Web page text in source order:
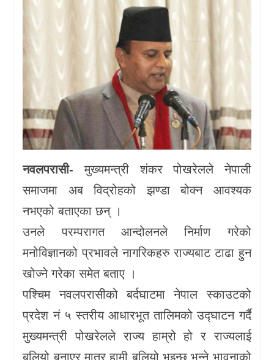
प्रवास/
स्वास्थ्य/
विचार/
अन्तर्वार्ता
नवलपरासी- मुख्यमन्त्री शंकर पोखरेलले नेपाली
समाजमा अब विद्रोहको झण्डा बोक्न आवश्यक
नभएको बताएका छन् ।
उनले परम्परागत आन्दोलनले निर्माण गरेको
मनोविज्ञानको प्रभावले नागरिकहरु राज्यबाट टाढा हुन
खोज्ने गरेका समेत बताए ।
पश्चिम नवलपरासीको बर्दघाटमा नेपाल स्काउटको
प्रदेश नं ५ स्तरीय आधारभूत तालिमको उद्घाटन गर्दै
मुख्यमन्त्री पोखरेलले राज्य हाम्रो हो र राज्यलाई
बलियो बनाएर मात्र हामी बलियो भइन्छ भन्ने भावनाको